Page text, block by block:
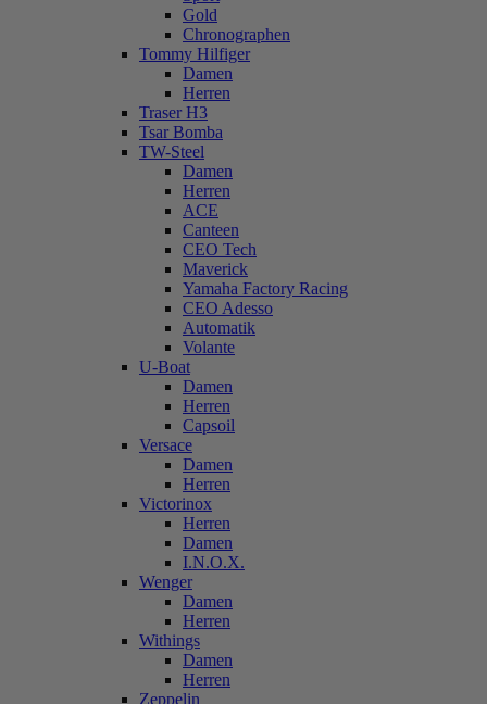
Gold
Chronographen
Tommy Hilfiger
Damen
Herren
Traser H3
Tsar Bomba
TW-Steel
Damen
Herren
ACE
Canteen
CEO Tech
Maverick
Yamaha Factory Racing
CEO Adesso
Automatik
Volante
U-Boat
Damen
Herren
Capsoil
Versace
Damen
Herren
Victorinox
Herren
Damen
I.N.O.X.
Wenger
Damen
Herren
Withings
Damen
Herren
Zeppelin